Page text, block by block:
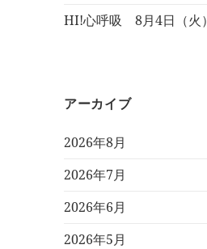
HI!心呼吸 8月4日（火）
アーカイブ
2026年8月
2026年7月
2026年6月
2026年5月